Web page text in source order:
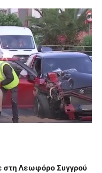
στη Λεωφόρο Συγγρού